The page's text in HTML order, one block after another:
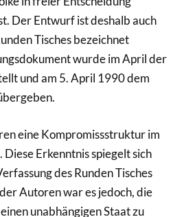
Der Entwurf ist deshalb auch
Tisches bezeichnet
wurde im April der
und am 5. April 1990 dem
eine Kompromissstruktur im
Diese Erkenntnis spiegelt sich
des Runden Tisches
Autoren war es jedoch, die
unabhängigen Staat zu